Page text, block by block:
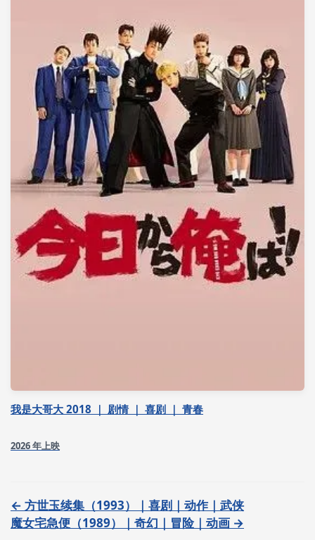
我是大哥大 2018 ｜ 剧情 ｜ 喜剧 ｜ 青春
2026 年上映
← 方世玉续集（1993）｜喜剧｜动作｜武侠
魔女宅急便（1989）｜奇幻｜冒险｜动画 →